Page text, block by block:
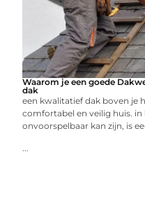
Waarom je een goede
dak
een kwalitatief dak boven je
comfortabel en veilig huis.
onvoorspelbaar kan zijn, is
...